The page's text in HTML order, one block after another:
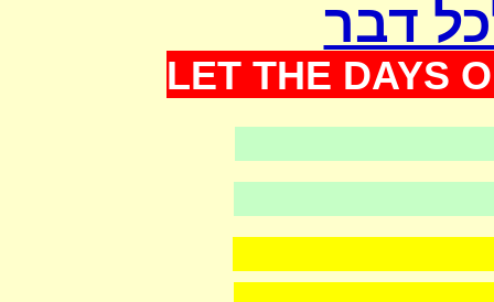
דבר
LET THE DAYS